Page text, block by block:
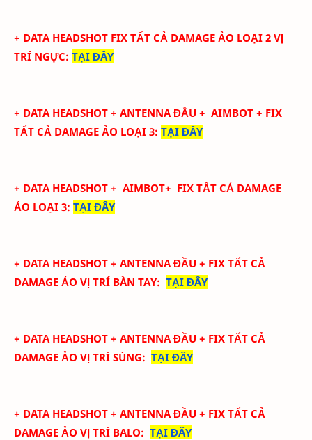
+ DATA HEADSHOT FIX TẤT CẢ DAMAGE ẢO LOẠI 2 VỊ
TRÍ NGỰC: TẠI ĐÂY
+ DATA HEADSHOT + ANTENNA ĐẦU + AIMBOT + FIX
TẤT CẢ DAMAGE ẢO LOẠI 3: TẠI ĐÂY
+ DATA HEADSHOT + AIMBOT+ FIX TẤT CẢ DAMAGE
ẢO LOẠI 3: TẠI ĐÂY
+ DATA HEADSHOT + ANTENNA ĐẦU + FIX TẤT CẢ
DAMAGE ẢO VỊ TRÍ BÀN TAY: TẠI ĐÂY
+ DATA HEADSHOT + ANTENNA ĐẦU + FIX TẤT CẢ
DAMAGE ẢO VỊ TRÍ SÚNG: TẠI ĐÂY
+ DATA HEADSHOT + ANTENNA ĐẦU + FIX TẤT CẢ
DAMAGE ẢO VỊ TRÍ BALO: TẠI ĐÂY